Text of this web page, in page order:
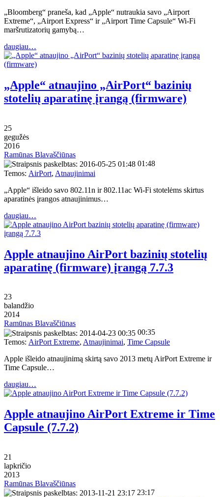
„Bloomberg“ praneša, kad „Apple“ nutraukia savo „Airport
Extreme“, „Airport Express“ ir „Airport Time Capsule“ Wi-Fi
maršrutizatorių gamybą…
daugiau…
„Apple“ atnaujino „AirPort“ bazinių
stotelių aparatinę įrangą (firmware)
25
gegužės
2016
Ramūnas Blavaščiūnas
01:48
Temos: AirPort, Atnaujinimai
„Apple“ išleido savo 802.11n ir 802.11ac Wi-Fi stotelėms skirtus
aparatinės įrangos atnaujinimus…
daugiau…
Apple atnaujino AirPort bazinių stotelių
aparatinę (firmware) įrangą 7.7.3
23
balandžio
2014
Ramūnas Blavaščiūnas
00:35
Temos: AirPort Extreme, Atnaujinimai, Time Capsule
Apple išleido atnaujinimą skirtą savo 2013 metų AirPort Extreme ir
Time Capsule…
daugiau…
Apple atnaujino AirPort Extreme ir Time
Capsule (7.7.2)
21
lapkričio
2013
Ramūnas Blavaščiūnas
23:17